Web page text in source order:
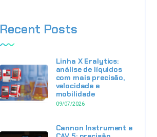
Recent Posts
Linha X Eralytics:
análise de líquidos
com mais precisão,
velocidade e
mobilidade
09/07/2026
Cannon Instrument e